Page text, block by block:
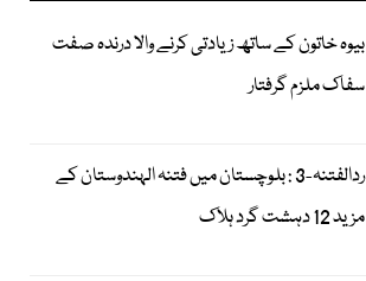
بیوہ خاتون کے ساتھ زیادتی کرنے والا درندہ صفت
سفاک ملزم گرفتار
ردالفتنہ-3 : بلوچستان میں فتنہ الہندوستان کے
مزید 12 دہشت گرد ہلاک